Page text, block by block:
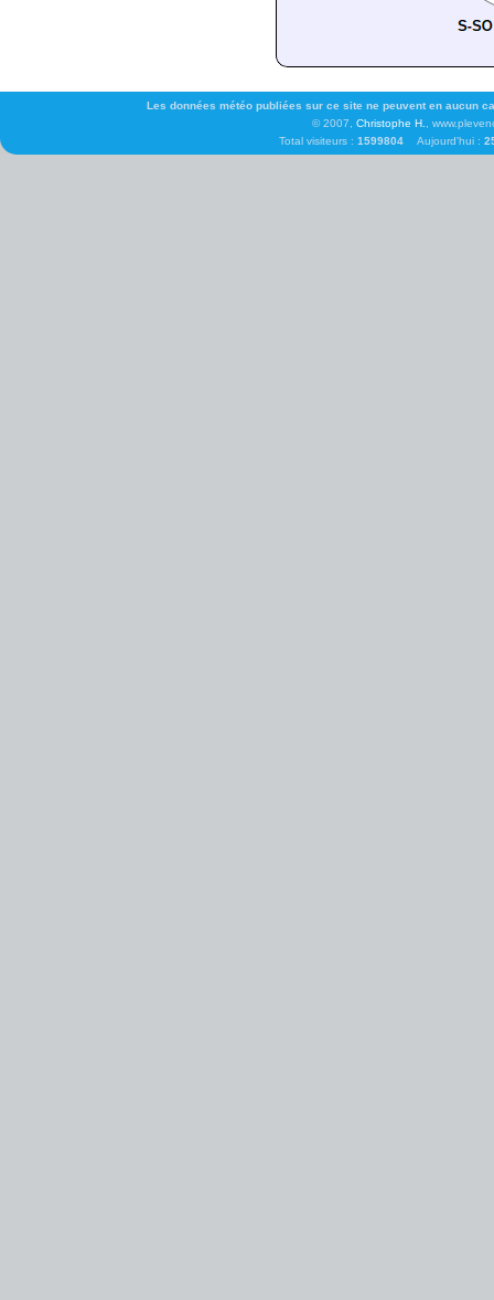
Les données météo publiées sur ce site ne peuvent en aucun
© 2007,Christophe H.,
Total visiteurs : 1599804 Aujourd'hui :